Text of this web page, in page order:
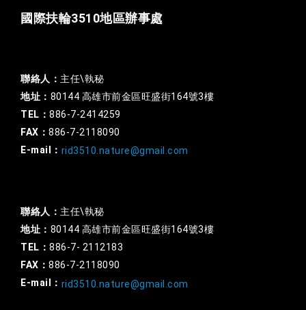
國際扶輪3510地區辦事處
聯絡人： 主任\執秘
地址： 80144 高雄市前金區旺盛街164號3樓
TEL： 886-7-2414259
FAX： 886-7-2118090
E-mail： rid3510.nature@gmail.com
聯絡人： 主任\執秘
地址： 80144 高雄市前金區旺盛街164號3樓
TEL： 886-7- 2112183
FAX： 886-7-2118090
E-mail： rid3510.nature@gmail.com